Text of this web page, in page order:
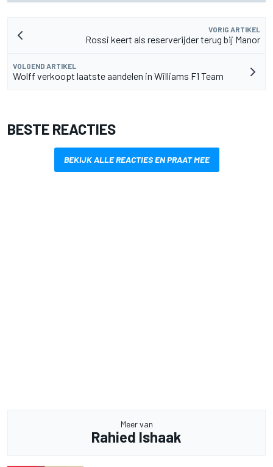
VORIG ARTIKEL
Rossi keert als reserverijder terug bij Manor
VOLGEND ARTIKEL
Wolff verkoopt laatste aandelen in Williams F1 Team
BESTE REACTIES
BEKIJK ALLE REACTIES EN PRAAT MEE
Meer van
Rahied Ishaak